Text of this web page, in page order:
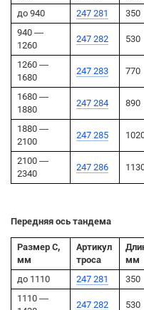
до 940 247 281 350
940 —
1260
247 282 530
1260 —
1680
247 283 770
1680 —
1880
247 284 890
1880 —
2100
247 285
2100 —
2340
247 286
Передняя ось тандема
Размер C,
мм
Артикул
троса
мм
до 1110 247 281 350
1110 —
247 282 530